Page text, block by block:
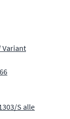
Variant
S alle